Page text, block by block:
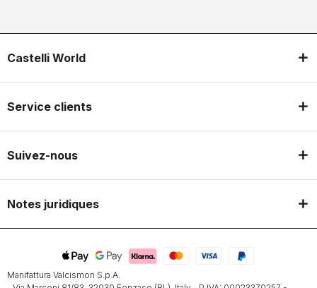
Castelli World
Service clients
Suivez-nous
Notes juridiques
Manifattura Valcismon S.p.A.